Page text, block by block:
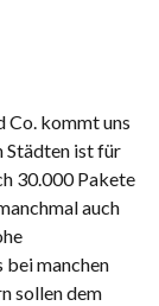
Co. kommt uns
Städten ist für
30.000 Pakete
auch
manchen
sollen dem